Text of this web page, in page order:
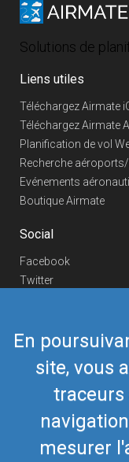
En
site, vous
traceurs
mesurer
Solutions de
Liens utiles
Téléchargez Airmate
Téléchargez Airmate
Planification de vol
Recherche
Evénements
Boutique Airmate
Social
Facebook
Twitter
Telegram
Nous contacter
Téléphone Europe
Téléphone US/Canada
(c) Myriel Aviation SA